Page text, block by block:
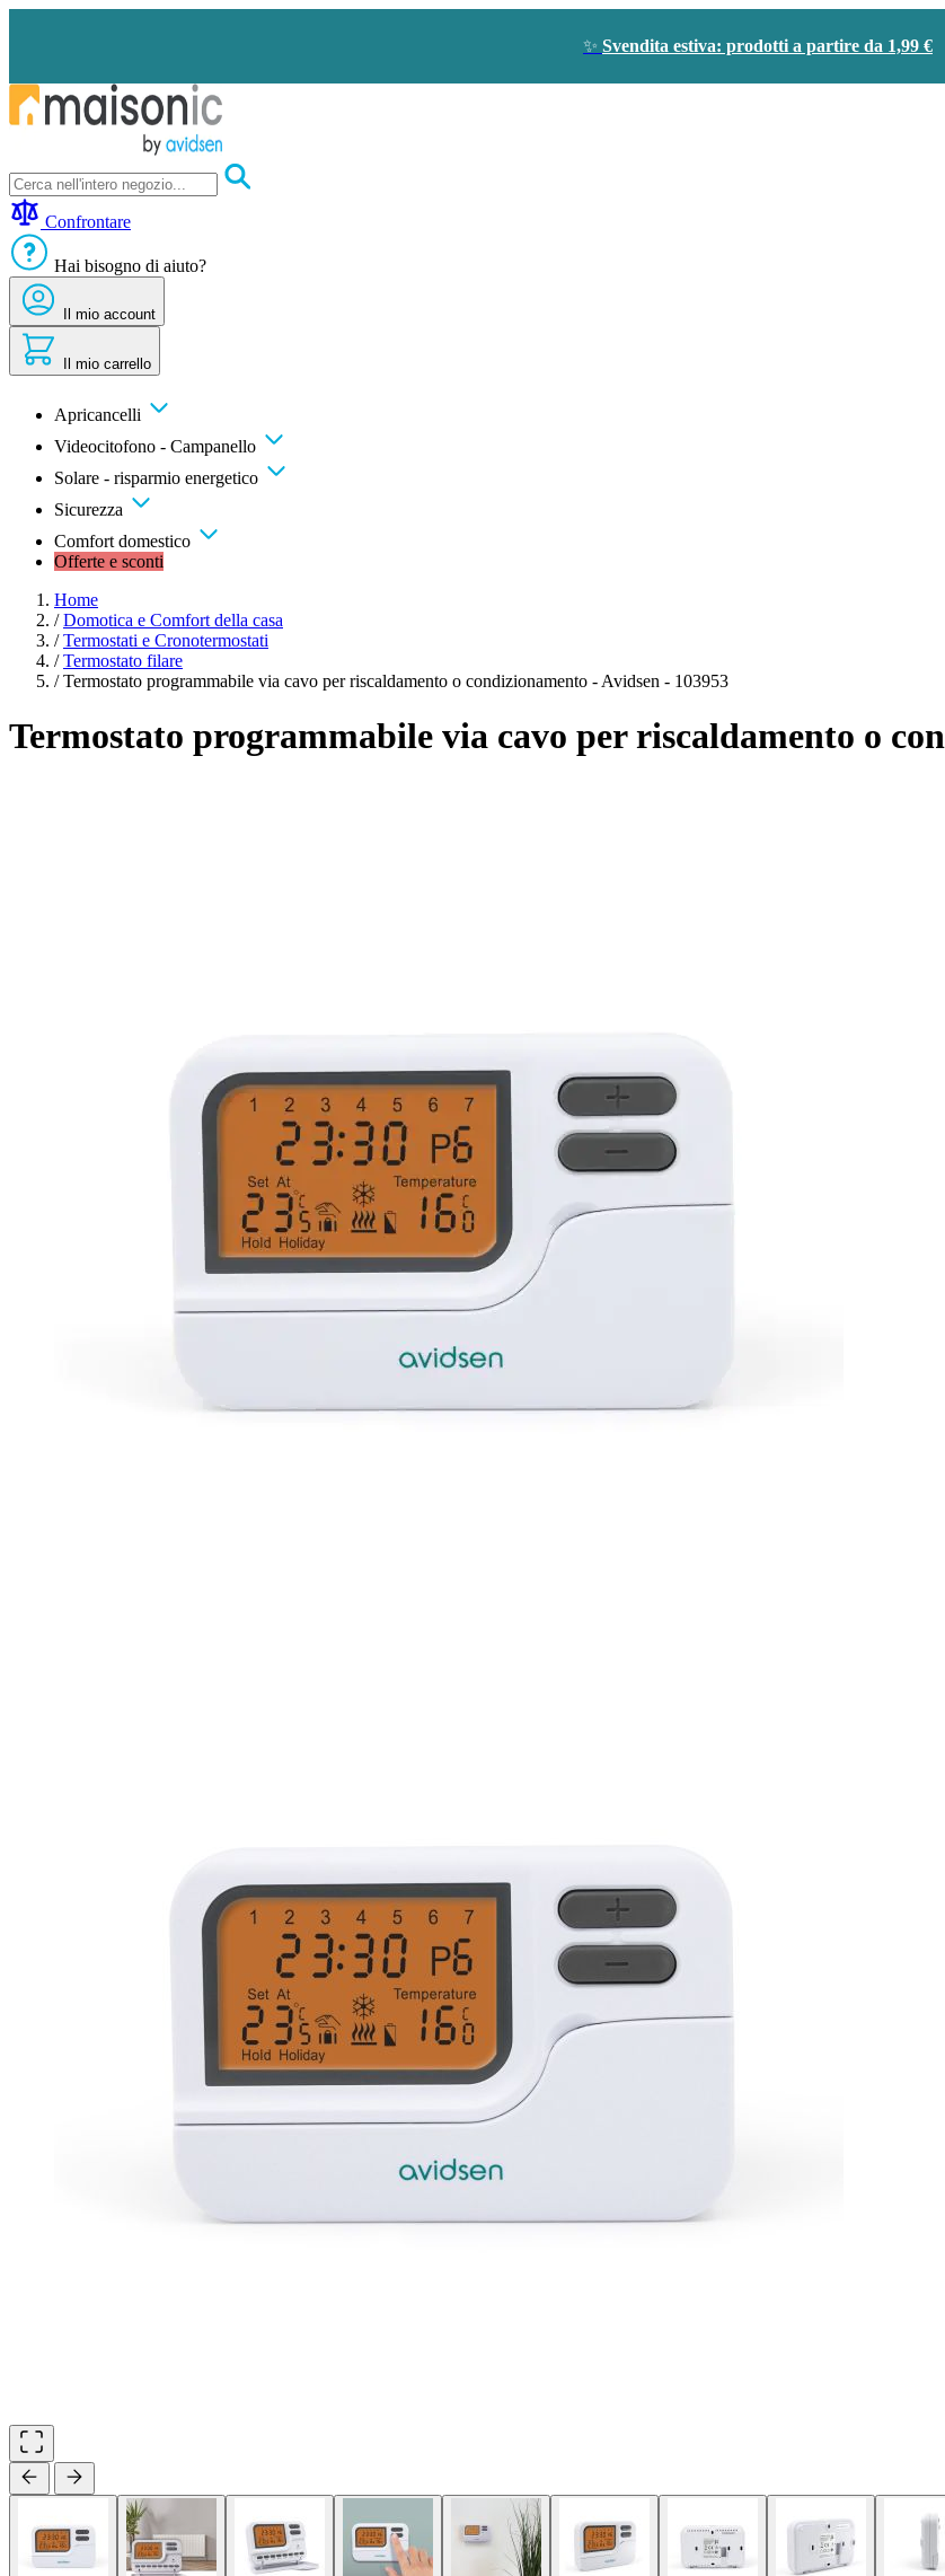
✨ Svendita estiva: prodotti a partire da 1,99 €
Apricancelli
-
Solare
risparmio
energetico
Comfort
Offerte
sconti
Confrontare
Hai bisogno di aiuto?
Il mio account
Il mio carrello
Apricancelli
Videocitofono - Campanello
Solare - risparmio energetico
Sicurezza
Comfort domestico
Offerte e sconti
Home
/ Domotica e Comfort della casa
/ Termostati e Cronotermostati
/ Termostato filare
/ Termostato programmabile via cavo per riscaldamento o condizionamento - Avidsen - 103953
Termostato programmabile via cavo per riscaldamento o